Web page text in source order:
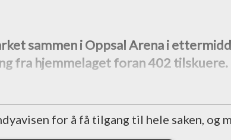
sammen i Oppsal Arena i
fra hjemmelaget foran 402 tilskuere.
for å få tilgang til hele saken, og